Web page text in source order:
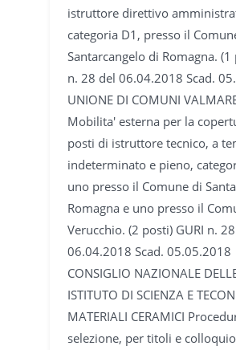
istruttore direttivo
categoria D1, presso il
Santarcangelo di Romagna. (1
n. 28 del 06.04.2018 Scad.
UNIONE DI COMUNI
Mobilita' esterna per la
posti di istruttore tecnico, a
indeterminato e pieno,
uno presso il Comune di
Romagna e uno presso il
Verucchio. (2 posti) GURI n.
06.04.2018 Scad. 05.05.2018
CONSIGLIO NAZIONALE
ISTITUTO DI SCIENZA E
MATERIALI CERAMICI
selezione, per titoli e